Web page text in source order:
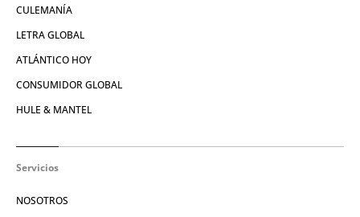
CULEMANÍA
LETRA GLOBAL
ATLÁNTICO HOY
CONSUMIDOR GLOBAL
HULE & MANTEL
Servicios
NOSOTROS